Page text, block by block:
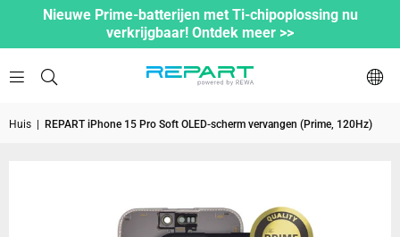
Nieuwe Prime-batterijen met Ti-chipoplossing nu
verkrijgbaar! Ontdek meer >>
Huis REPART iPhone 15 Pro Soft OLED-scherm vervangen (Prime, 120Hz)